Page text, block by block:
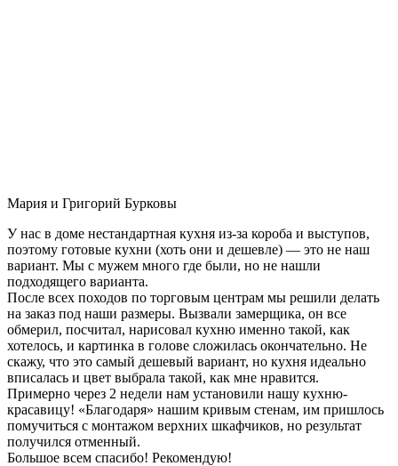
Мария и Григорий Бурковы
У нас в доме нестандартная кухня из-за короба и выступов,
поэтому готовые кухни (хоть они и дешевле) — это не наш
вариант. Мы с мужем много где были, но не нашли
подходящего варианта.
После всех походов по торговым центрам мы решили делать
на заказ под наши размеры. Вызвали замерщика, он все
обмерил, посчитал, нарисовал кухню именно такой, как
хотелось, и картинка в голове сложилась окончательно. Не
скажу, что это самый дешевый вариант, но кухня идеально
вписалась и цвет выбрала такой, как мне нравится.
Примерно через 2 недели нам установили нашу кухню-
красавицу! «Благодаря» нашим кривым стенам, им пришлось
помучиться с монтажом верхних шкафчиков, но результат
получился отменный.
Большое всем спасибо! Рекомендую!